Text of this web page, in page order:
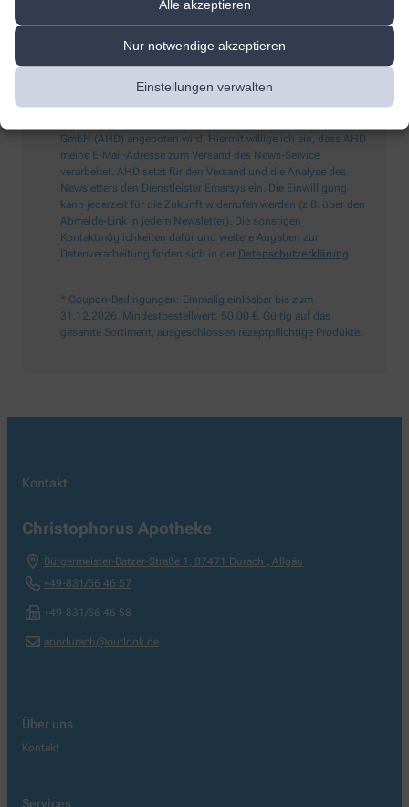
Alle akzeptieren
Nur notwendige akzeptieren
Einstellungen verwalten
Sind Sie ein Mensch? Dann wählen Sie bittedie Tasse
Ich möchte den im Namen meiner Apotheke versandten News-
GmbH (AHD) angeboten wird. Hiermit willige ich ein, dass AHD
meine E-Mail-Adresse zum Versand des News-Service
verarbeitet. AHD setzt für den Versand und die Analyse des
Newsletters den Dienstleister Emarsys ein. Die Einwilligung
kann jederzeit für die Zukunft widerrufen werden (z.B. über den
Abmelde-Link in jedem Newsletter). Die sonstigen
Kontaktmöglichkeiten dafür und weitere Angaben zur
Datenverarbeitung finden sich in der Datenschutzerklärung
* Coupon-Bedingungen: Einmalig einlösbar bis zum
31.12.2026. Mindestbestellwert: 50,00 €. Gültig auf das
gesamte Sortiment, ausgeschlossen rezeptpflichtige Produkte.
Kontakt
Christophorus Apotheke
Bürgermeister-Batzer-Straße 1 , 87471 Durach , Allgäu
+49-831/56 46 57
+49-831/56 46 58
apodurach@outlook.de
Über uns
Kontakt
Services